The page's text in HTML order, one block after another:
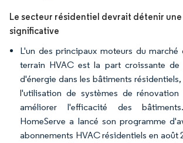
Le secteur résidentiel devrait détenir
significative
L'un des principaux moteurs du
terrain HVAC est la part croissante de
d'énergie dans les bâtiments
l'utilisation de systèmes de rénovation
améliorer l'efficacité des
HomeServe a lancé son programme
abonnements HVAC résidentiels en août